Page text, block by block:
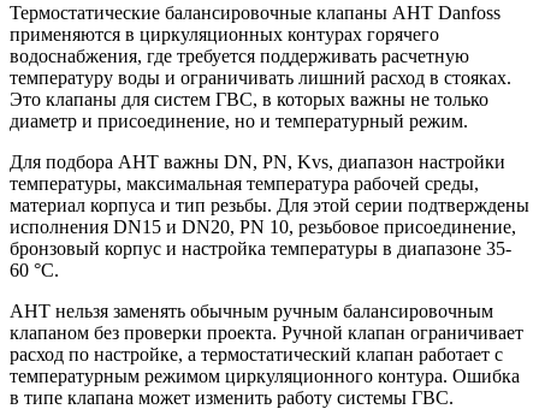
Термостатические балансировочные клапаны AHT Danfoss
применяются в циркуляционных контурах горячего
водоснабжения, где требуется поддерживать расчетную
температуру воды и ограничивать лишний расход в стояках.
Это клапаны для систем ГВС, в которых важны не только
диаметр и присоединение, но и температурный режим.
Для подбора AHT важны DN, PN, Kvs, диапазон настройки
температуры, максимальная температура рабочей среды,
материал корпуса и тип резьбы. Для этой серии подтверждены
исполнения DN15 и DN20, PN 10, резьбовое присоединение,
бронзовый корпус и настройка температуры в диапазоне 35-
60 °C.
AHT нельзя заменять обычным ручным балансировочным
клапаном без проверки проекта. Ручной клапан ограничивает
расход по настройке, а термостатический клапан работает с
температурным режимом циркуляционного контура. Ошибка
в типе клапана может изменить работу системы ГВС.